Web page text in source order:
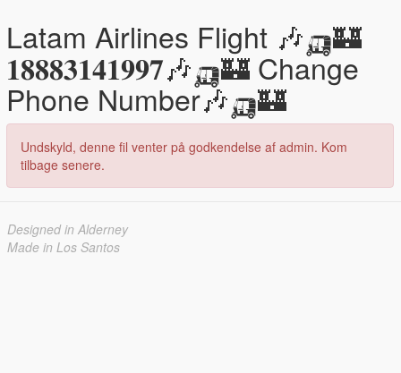
Latam Airlines Flight 🎶🛺🏰
𝟏𝟖𝟖𝟖𝟑𝟏𝟒𝟏𝟗𝟗𝟕🎶🛺🏰 Change
Phone Number🎶🛺🏰
Undskyld, denne fil venter på godkendelse af admin. Kom
tilbage senere.
Designed in Alderney
Made in Los Santos